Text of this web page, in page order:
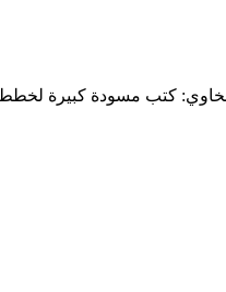
والقاهرة) قال السخاوي: كتب مسودة